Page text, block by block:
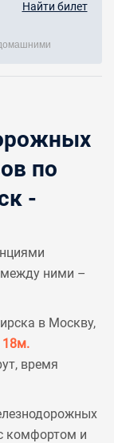
Найти билет
по
-
между ними –
в Москву,
18м.
время
комфортом и